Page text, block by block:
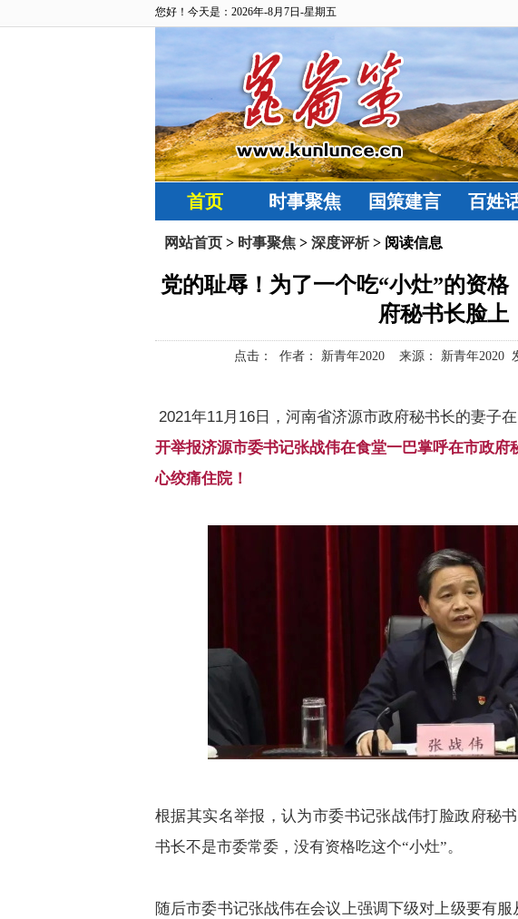
您好！今天是：2026年-8月7日-星期五
首页 时事聚焦 国策建言 百姓
网站首页 > 时事聚焦 > 深度评析> 阅读信息
党的耻辱！为了一个吃“小灶”的资
府秘书长脸上
点击： 作者： 新青年2020 来源： 新青年2020
2021年11月 16 日，河南省济源市政府秘书长的妻子
开举报济源市委书记张战伟在食堂一巴掌呼在市政
心绞痛住院！
根据其实名举报，认为市委书记张战伟打脸政府秘
书长不是市委常委，没有资格吃这个“小灶”。
随后市委书记张战伟在会议上强调下级对上级要有服